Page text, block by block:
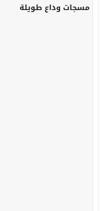
مسجات وداع طويلة